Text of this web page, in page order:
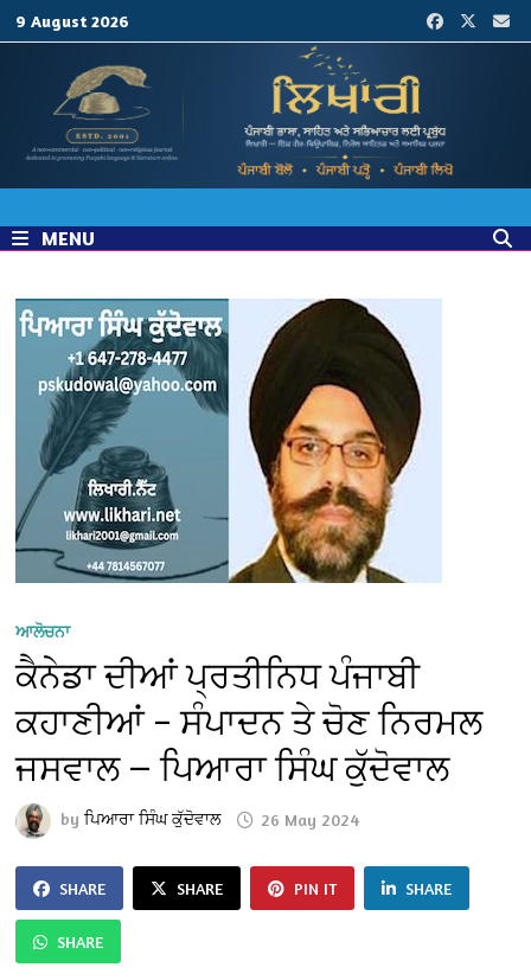
9 August 2026
MENU
ਆਲੋਚਨਾ
ਕੈਨੇਡਾ ਦੀਆਂ ਪ੍ਰਤੀਨਿਧ ਪੰਜਾਬੀ
ਕਹਾਣੀਆਂ – ਸੰਪਾਦਨ ਤੇ ਚੋਣ ਨਿਰਮਲ
ਜਸਵਾਲ — ਪਿਆਰਾ ਸਿੰਘ ਕੁੱਦੋਵਾਲ
byਪਿਆਰਾ ਸਿੰਘ ਕੁੱਦੋਵਾਲ 26 May 2024
SHARE SHARE PIN IT SHARE
SHARE